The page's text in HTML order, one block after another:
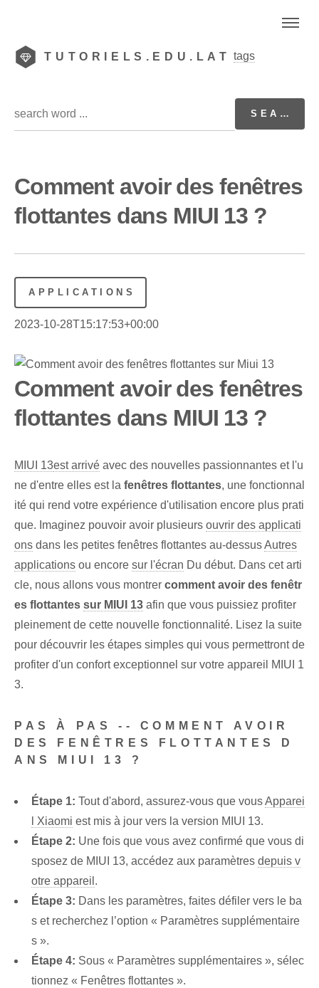
TUTORIELS.EDU.LAT tags
Comment avoir des fenêtres
flottantes dans MIUI 13 ?
APPLICATIONS
2023-10-28T15:17:53+00:00
Comment avoir des fenêtres
flottantes dans MIUI 13 ?
MIUI 13est arrivé avec des nouvelles passionnantes et l'u
ne d'entre elles est la fenêtres flottantes, une fonctionnal
ité qui rend votre expérience d'utilisation encore plus prati
que. Imaginez pouvoir avoir plusieurs ouvrir des applicati
ons dans les petites fenêtres flottantes au-dessusAutres
applications ou encore sur l'écran Du début. Dans cet arti
cle, nous allons vous montrer comment avoir des fenêtr
es flottantes sur MIUI 13 afin que vous puissiez profiter
pleinement de cette nouvelle fonctionnalité. Lisez la suite
pour découvrir les étapes simples qui vous permettront de
profiter d'un confort exceptionnel sur votre appareil MIUI 1
3.
PAS À PAS -- COMMENT AVOIR
DES FENÊTRES FLOTTANTES D
ANS MIUI 13 ?
Étape 1: Tout d'abord, assurez-vous que vousApparei
l Xiaomi est mis à jour vers la version MIUI 13.
Étape 2: Une fois que vous avez confirmé que vous di
sposez de MIUI 13, accédez aux paramètres depuis v
otre appareil .
Étape 3: Dans les paramètres, faites défiler vers le ba
s et recherchez l’option « Paramètres supplémentaire
s ».
Étape 4: Sous « Paramètres supplémentaires », sélec
tionnez « Fenêtres flottantes ».